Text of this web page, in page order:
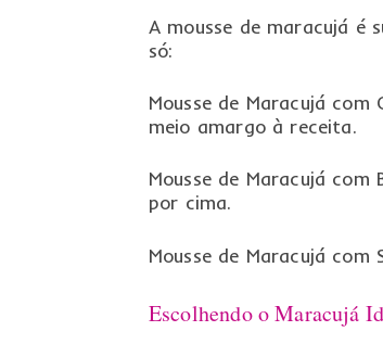
A mousse de maracujá é
só:
Mousse de Maracujá
meio amargo à receita.
Mousse de Maracujá
por cima.
Mousse de Maracujá
Escolhendo o Maracujá